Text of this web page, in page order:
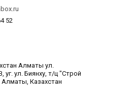
52
Алматы ул.
уг. ул. Биянху, т/ц "Строй
Алматы, Казахстан